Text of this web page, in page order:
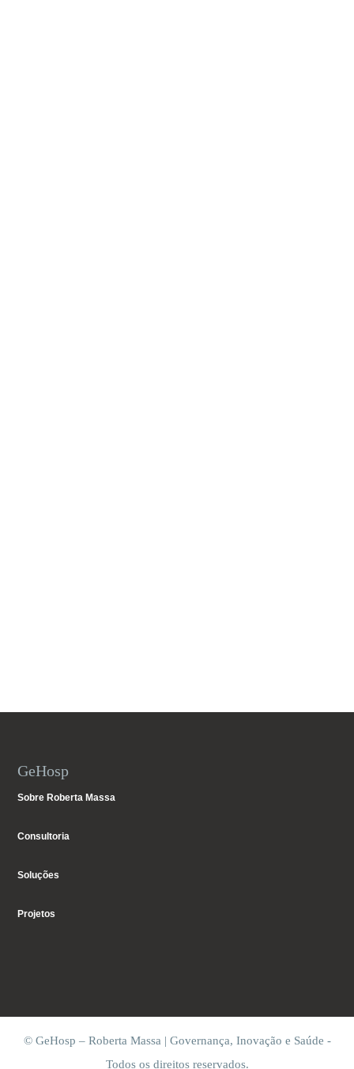
GeHosp
Sobre Roberta Massa
Consultoria
Soluções
Projetos
© GeHosp – Roberta Massa | Governança, Inovação e Saúde -
Todos os direitos reservados.